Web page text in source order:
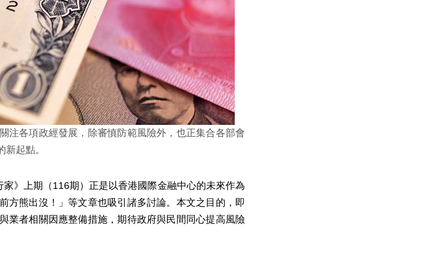
注各項政經發展，除審慎防範風險外，也正集合各部會
起點。
》上期（116期）正是以香港國際金融中心的未來作為
方熊出沒！」等文章也吸引諸多討論。本文之目的，即
業者相關因應整備措施，期待政府與民間同心提高風險